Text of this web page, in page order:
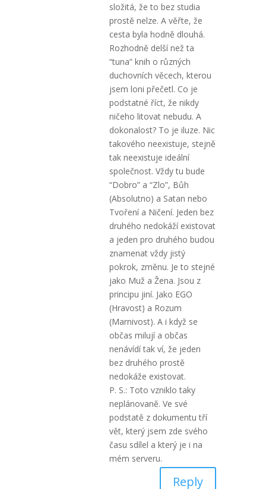
složitá, že to bez studia
prostě nelze. A věřte, že
cesta byla hodně dlouhá.
Rozhodně delší než ta
“tuna” knih o různých
duchovních věcech, kterou
jsem loni přečetl. Co je
podstatné říct, že nikdy
ničeho litovat nebudu. A
dokonalost? To je iluze. Nic
takového neexistuje, stejně
tak neexistuje ideální
společnost. Vždy tu bude
“Dobro” a “Zlo”, Bůh
(Absolutno) a Satan nebo
Tvoření a Ničení. Jeden bez
druhého nedokáží existovat
a jeden pro druhého budou
znamenat vždy jistý
pokrok, změnu. Je to stejné
jako Muž a Žena. Jsou z
principu jiní. Jako EGO
(Hravost) a Rozum
(Marnivost). A i když se
občas milují a občas
nenávídí tak ví, že jeden
bez druhého prostě
nedokáže existovat.
P. S.: Toto vzniklo taky
neplánovaně. Ve své
podstatě z dokumentu tří
vět, který jsem zde svého
času sdílel a který je i na
mém serveru.
Reply